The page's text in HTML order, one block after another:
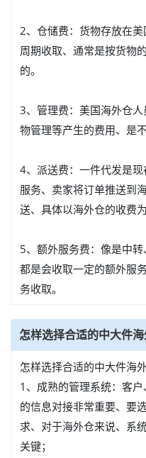
2、仓储费：货物存放在
周期收取、通常是按货物
的。
3、管理费：美国海外仓
物管理等产生的费用、是
4、派送费：一件代发是
服务、卖家将订单推送到
送、具体以海外仓的收费为
5、额外服务费：像是中转
都是会收取一定的额外服
务收取。
怎样选择合适的中大件
怎样选择合适的中大件海外
1、成熟的管理系统：客
的信息对接非常重要、要
求、对于海外仓来说、系
关键；